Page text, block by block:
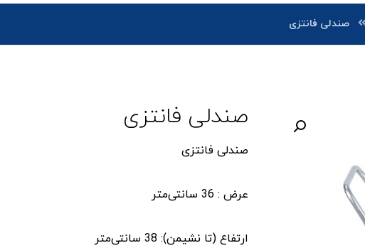
صندلی فانتزی
صندلی فانتزی
صندلی فانتزی
عرض : 36 سانتی‌متر
ارتفاع (تا نشیمن): 38 سانتی‌متر